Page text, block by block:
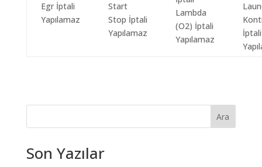
Egr İptali
Yapılamaz
Start
Stop İptali
Yapılamaz
Lambda
(O2) İptali
Yapılamaz
İptali
Ara
Son Yazılar